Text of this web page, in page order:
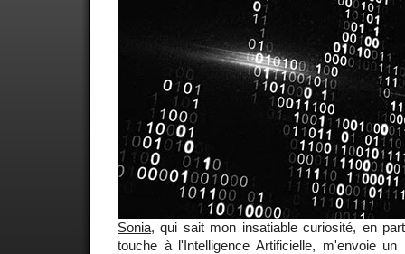
Sonia, qui sait mon insatiable curiosité, en
touche à l'Intelligence Artificielle, m'envoie